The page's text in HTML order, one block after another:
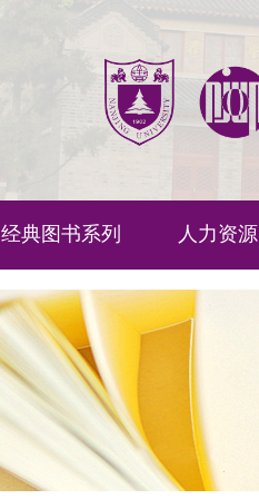
经典图书系列 人力资源